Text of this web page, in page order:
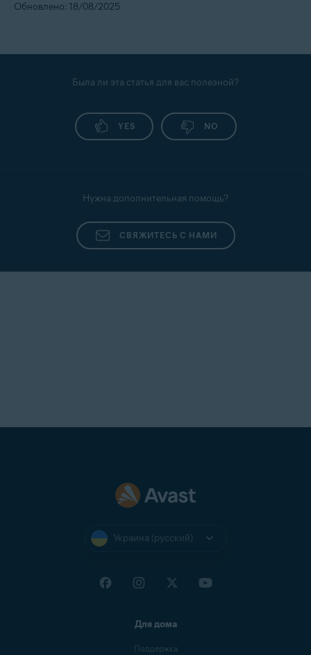
Обновлено: 18/08/2025
Была ли эта статья для вас полезной?
YES NO
Нужна дополнительная помощь?
СВЯЖИТЕСЬ С НАМИ
Украина (русский)
Для дома
Поддержка